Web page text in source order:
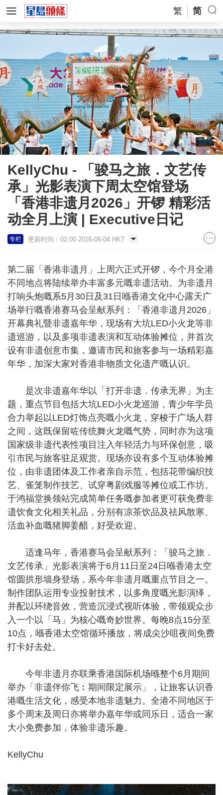
繁 简
KellyChu - 「骏马之旅．文艺传
承」光影表演下周太空馆登场
「香港非遗月2026」开锣 精彩活
动全月上演 | Executive日记
专栏 更新时间：02:00 2026-06-04 HKT
第二届「香港非遗月」上周六正式开锣，今个月全港
不同地点将陆续举办丰富多元嘅非遗活动。为非遗月
打响头炮嘅系5月30日及31日喺香港文化中心露天广
场举行嘅香港赛马会呈献系列：「香港非遗月2026」
开幕典礼暨非遗嘉年华，现场有大坑LED小火龙等非
遗巡游，以及多项非遗表演和互动体验摊位，并首次
设有非遗创意市集，邀请市民和旅客参与一场精彩嘉
年华，加深大家对香港非物质文化遗产嘅认识。
是次非遗嘉年华以「打开非遗．传承无界」为主
题，重点节目包括大坑LED小火龙巡游，青少年学员
合力举起以LED灯饰点亮嘅小火龙，穿梭于广场人群
之间，这既保留咗传统舞火龙嘅气势，同时亦为这项
国家级非遗代表性项目注入年轻活力与环保创意，吸
引市民与旅客驻足观赏。现场亦设有多个互动体验摊
位，由非遗团体及工作者亲自示范，包括花带编织技
艺、雀笼制作技艺、试穿粤剧戏服等摊位或工作坊。
于鸿福堂换领站完成简单任务嘅参加者更可获免费非
遗饮食文化相关礼品，分别有凉茶饮品及祛风散寒、
活血补血嘅猪脚姜醋，好受欢迎。
适逢马年，香港赛马会呈献系列：「骏马之旅．
文艺传承」光影表演将于6月11日至24日喺香港太空
馆圆拱形墙身登场，系今年非遗月嘅重点节目之一。
制作团队运用专业投射技术，以多角度嘅光影演绎，
并配以环绕音效，营造沉浸式视听体验，带领观众步
入一个以「马」为核心嘅奇妙世界。每晚8点15分至
10点，喺香港太空馆循环播放，将成尖沙咀夜间免费
打卡好去处。
今年非遗月亦联乘香港国际机场喺整个6月期间
举办「非遗伴你飞︰期间限定展示」，让旅客认识香
港嘅生活文化，感受本地非遗魅力。全港不同地区于
多个周末及周日亦将举办嘉年华或同乐日，适合一家
大小免费参加，体验非遗乐趣。
KellyChu